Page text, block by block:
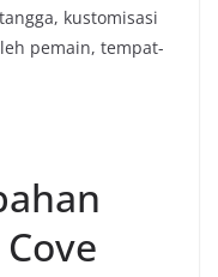
kustomisasi
pemain, tempat-